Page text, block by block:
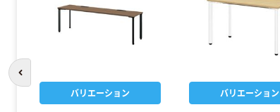
バリエーション バリエーション
前のスライドへ